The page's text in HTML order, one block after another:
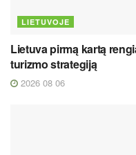
LIETUVOJE
Lietuva pirmą kartą
turizmo strategiją
2026 08 06